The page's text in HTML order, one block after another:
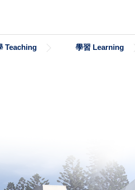
Teaching 學習 Learning